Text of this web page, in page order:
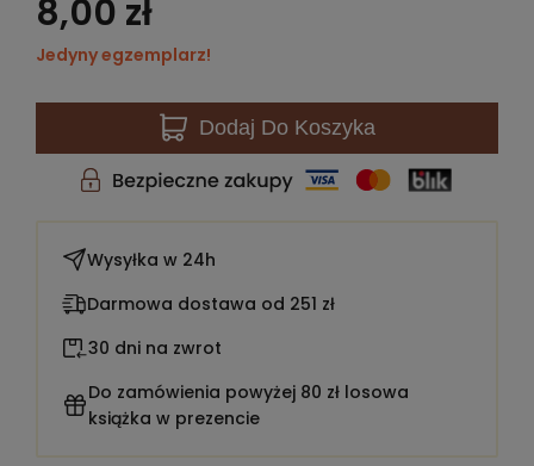
8,00 zł
Jedyny egzemplarz!
Dodaj Do Koszyka
Wysyłka w 24h
Darmowa dostawa od 251 zł
30 dni na zwrot
Do zamówienia powyżej 80 zł losowa
książka w prezencie